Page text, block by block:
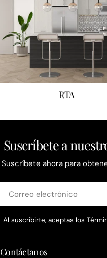
RTA
Suscríbete a
Suscríbete ahora para
electrónico
Al suscribirte, aceptas los
Contáctanos